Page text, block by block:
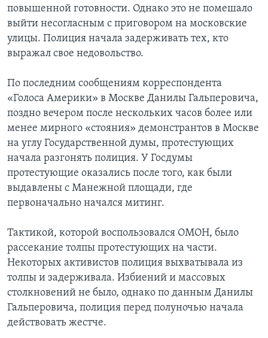
повышенной готовности. Однако это не помешало
выйти несогласным с приговором на московские
улицы. Полиция начала задерживать тех, кто
выражал свое недовольство.
По последним сообщениям корреспондента
«Голоса Америки» в Москве Данилы Гальперовича,
поздно вечером после нескольких часов более или
менее мирного «стояния» демонстрантов в Москве
на углу Государственной думы, протестующих
начала разгонять полиция. У Госдумы
протестующие оказались после того, как были
выдавлены с Манежной площади, где
первоначально начался митинг.
Тактикой, которой воспользовался ОМОН, было
рассекание толпы протестующих на части.
Некоторых активистов полиция выхватывала из
толпы и задерживала. Избиений и массовых
столкновений не было, однако по данным Данилы
Гальперовича, полиция перед полуночью начала
действовать жестче.